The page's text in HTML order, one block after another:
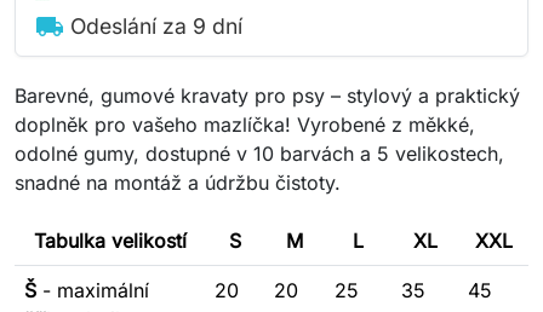
local_shipping Odeslání za 9 dní
Barevné, gumové kravaty pro psy – stylový a praktický
doplněk pro vašeho mazlíčka! Vyrobené z měkké,
odolné gumy, dostupné v 10 barvách a 5 velikostech,
snadné na montáž a údržbu čistoty.
Tabulka velikostí S M L XL XXL
Š - maximální
20
20
25
35
45